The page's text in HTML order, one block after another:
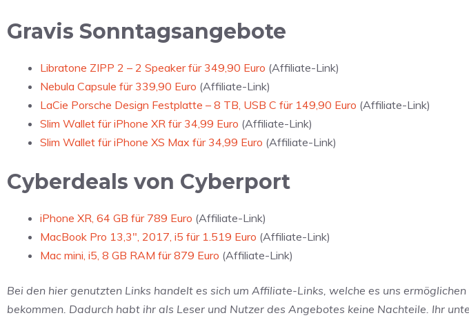
Gravis Sonntagsangebote
Libratone ZIPP 2 – 2 Speaker für 349,90 Euro (Affiliate-Link)
Nebula Capsule für 339,90 Euro (Affiliate-Link)
LaCie Porsche Design Festplatte – 8 TB, USB C für 149,90 Euro (Affiliate-Link)
Slim Wallet für iPhone XR für 34,99 Euro (Affiliate-Link)
Slim Wallet für iPhone XS Max für 34,99 Euro (Affiliate-Link)
Cyberdeals von Cyberport
iPhone XR, 64 GB für 789 Euro (Affiliate-Link)
MacBook Pro 13,3″, 2017, i5 für 1.519 Euro (Affiliate-Link)
Mac mini, i5, 8 GB RAM für 879 Euro (Affiliate-Link)
Bei den hier genutzten Links handelt es sich um Affiliate-Links, welche es uns
bekommen. Dadurch habt ihr als Leser und Nutzer des Angebotes keine Nachteile. Ihr